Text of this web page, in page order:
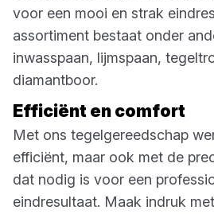
voor een mooi en strak
assortiment bestaat onder
inwasspaan, lijmspaan,
diamantboor.
Efficiënt en comfort
Met ons tegelgereedschap
efficiënt, maar ook met de
dat nodig is voor een
eindresultaat. Maak indruk